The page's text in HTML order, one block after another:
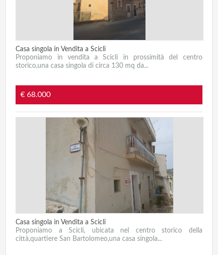
Casa singola in Vendita a Scicli
Proponiamo in vendita a Scicli in prossimità del centro
storico,una casa singola di circa 130 mq da...
€ 68.000
Casa singola in Vendita a Scicli
Proponiamo a Scicli, ubicata nel centro storico della
città,quartiere San Bartolomeo,una casa singola...